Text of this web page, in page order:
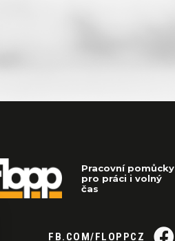
Pracovní pomůcky
pro práci i volný
čas
FB.COM/FLOPPCZ